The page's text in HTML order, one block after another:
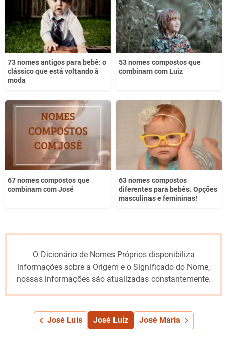
Outro
73 nomes antigos para bebê: o
clássico que está voltando à
moda
53 nomes compostos que
combinam com Luiz
67 nomes compostos que
combinam com José
63 nomes compostos
diferentes para bebês. Opções
masculinas e femininas!
O Dicionário de Nomes Próprios disponibiliza
informações sobre a Origem e o Significado do Nome,
nossas informações são atualizadas constantemente.
José Luís José Luiz José Maria